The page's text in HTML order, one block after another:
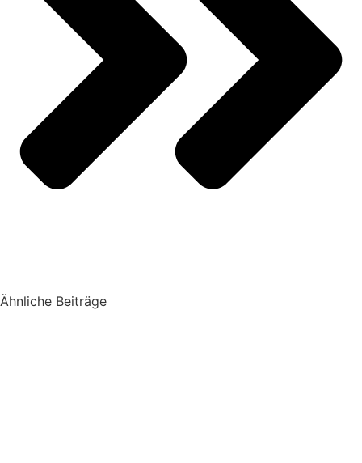
Ähnliche Beiträge